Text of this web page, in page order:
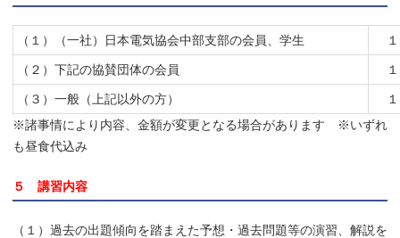
（１）（一社）日本電気協会中部支部の会員、学生
（２）下記の協賛団体の会員
（３）一般（上記以外の方）
※諸事情により内容、金額が変更となる場合があります ※いずれ
も昼食代込み
５ 講習内容
（１）過去の出題傾向を踏まえた予想・過去問題等の演習、解説を